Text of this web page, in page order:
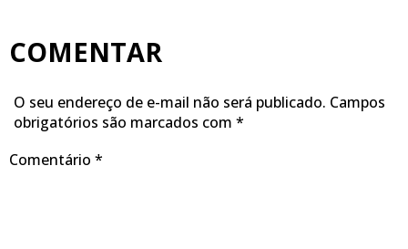
COMENTAR
O seu endereço de e-mail não será publicado. Campos
obrigatórios são marcados com *
Comentário *